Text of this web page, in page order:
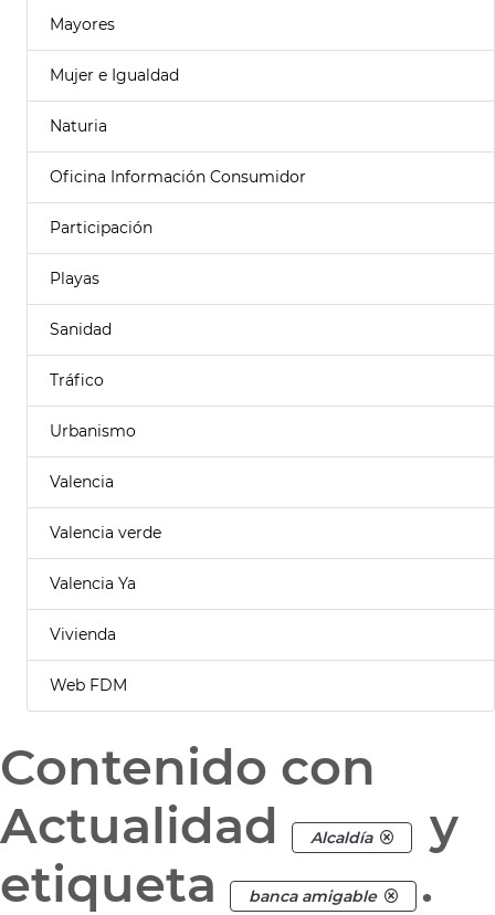
Mayores
Mujer e Igualdad
Naturia
Oficina Información Consumidor
Participación
Playas
Sanidad
Tráfico
Urbanismo
Valencia
Valencia verde
Valencia Ya
Vivienda
Web FDM
Contenido con
Actualidad
Alcaldía
y
etiqueta
banca amigable .